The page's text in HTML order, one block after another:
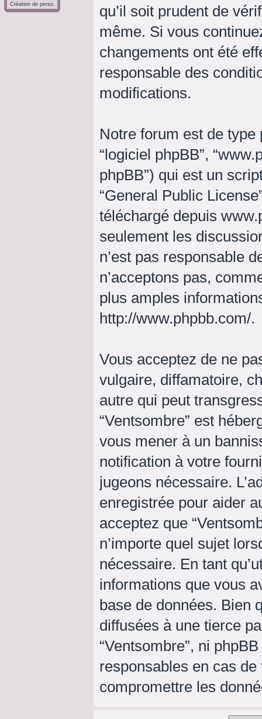
Création de perso.
qu’il soit prudent de
même. Si vous
changements ont été
responsable des
modifications.
Notre forum est de type
“logiciel phpBB”,
phpBB”) qui est un
“General Public License
téléchargé depuis
seulement les
n’est pas responsable
n’acceptons pas,
plus amples
http://www.phpbb.com/.
Vous acceptez de ne
vulgaire, diffamatoire,
autre qui peut
“Ventsombre” est
vous mener à un
notification à votre
jugeons nécessaire.
enregistrée pour aider
acceptez que
n’importe quel sujet
nécessaire. En tant
informations que vous
base de données. Bien
diffusées à une tierce
“Ventsombre”, ni
responsables en cas
compromettre les